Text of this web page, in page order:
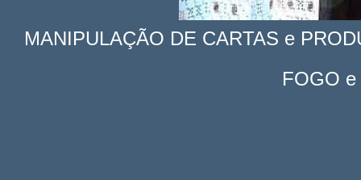
MANIPULAÇÃO DE CARTAS e
FOGO